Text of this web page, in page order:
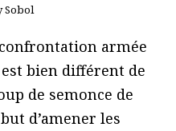
Sobol
armée
bien différent de
de semonce de
d’amener les